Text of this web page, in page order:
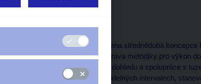
Rok 2002
V roce 2002 byla schválena střednědobá
cíle patří především příprava metodiky pro výkon
včetně stanovení metod dohledu a spolupráce s
jednotlivých bank v pravidelných intervalech,